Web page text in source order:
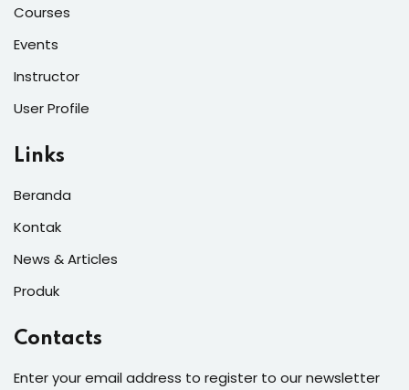
Courses
Events
Instructor
User Profile
Links
Beranda
Kontak
News & Articles
Produk
Contacts
Enter your email address to register to our newsletter